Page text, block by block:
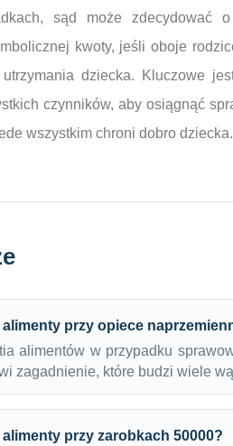
sąd może zdecydować
kwoty, jeśli oboje
utrzymania dziecka. Kluczowe
czynników, aby osiągnąć
wszystkim chroni dobro dziecka.
alimenty przy opiece
alimentów w przypadku
zagadnienie, które budzi wiele
przy zarobkach 50000?